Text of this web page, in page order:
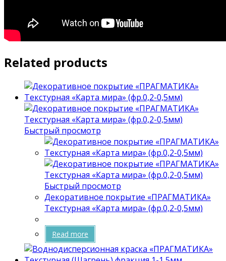
Related products
Быстрый просмотр
Быстрый просмотр
Декоративное покрытие «ПРАГМАТИКА»
Текстурная «Карта мира» (фр.0,2-0,5мм)
Read more